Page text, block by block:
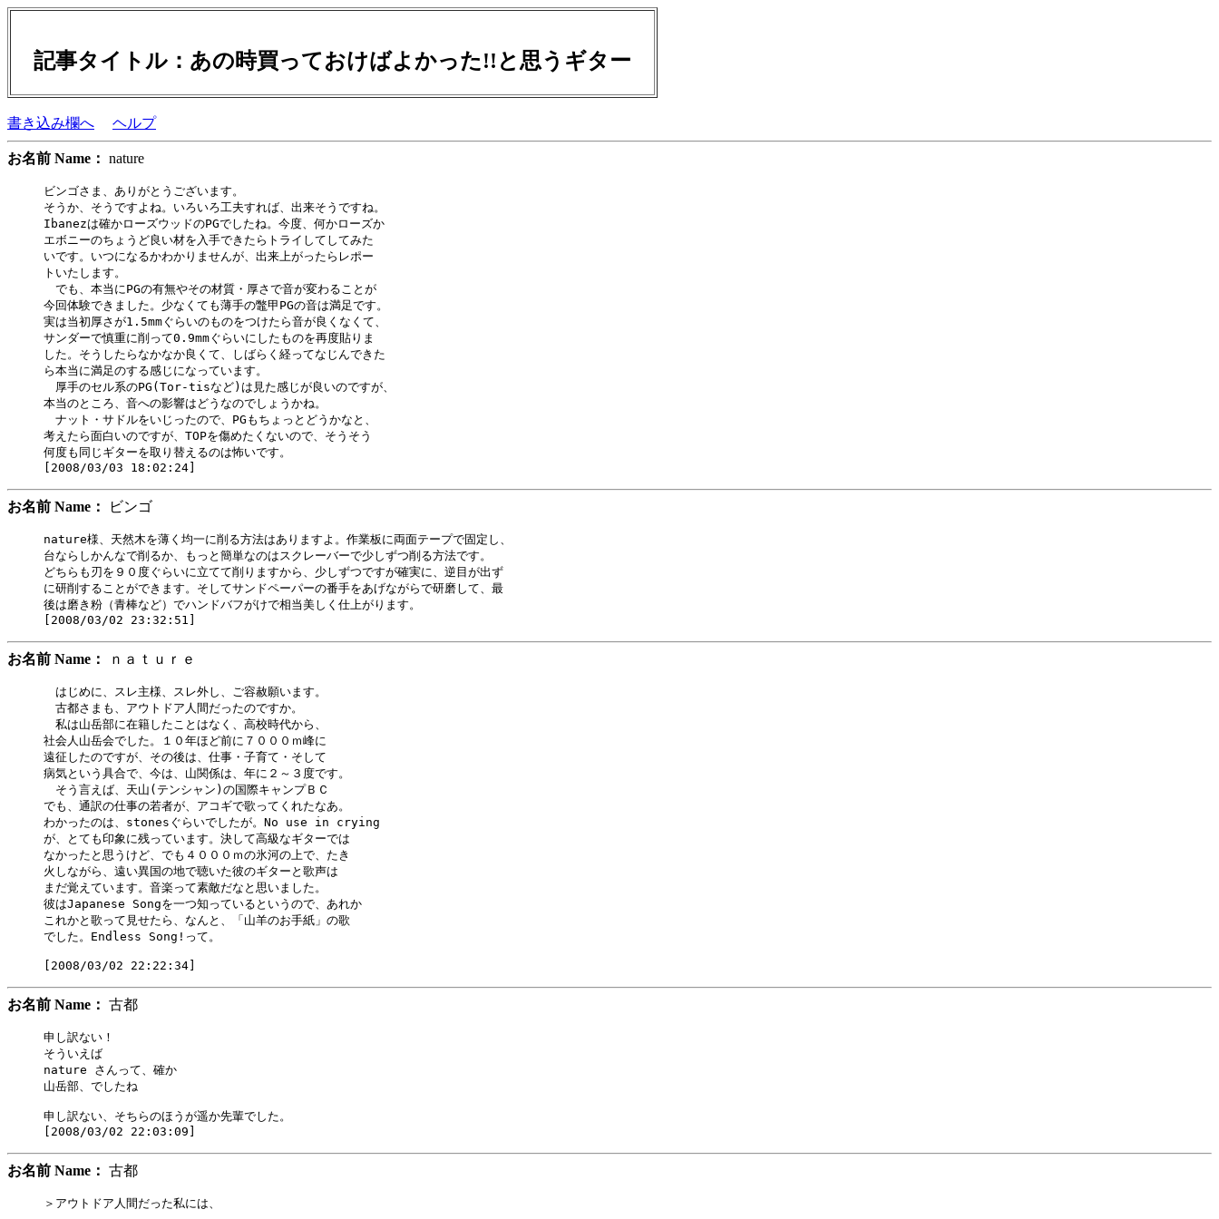
記事タイトル：あの時買っておけばよかった!!と思うギター
書き込み欄へ ヘルプ
お名前 Name： nature
ビンゴさま、ありがとうございます。
そうか、そうですよね。いろいろ工夫すれば、出来そうですね。
Ibanezは確かローズウッドのPGでしたね。今度、何かローズか
エボニーのちょうど良い材を入手できたらトライしてしてみた
いです。いつになるかわかりませんが、出来上がったらレポー
トいたします。
でも、本当にPGの有無やその材質・厚さで音が変わることが
今回体験できました。少なくても薄手の鼈甲PGの音は満足です。
実は当初厚さが1.5mmぐらいのものをつけたら音が良くなくて、
サンダーで慎重に削って0.9mmぐらいにしたものを再度貼りま
した。そうしたらなかなか良くて、しばらく経ってなじんできた
ら本当に満足のする感じになっています。
厚手のセル系のPG(Tor-tisなど)は見た感じが良いのですが、
本当のところ、音への影響はどうなのでしょうかね。
ナット・サドルをいじったので、PGもちょっとどうかなと、
考えたら面白いのですが、TOPを傷めたくないので、そうそう
何度も同じギターを取り替えるのは怖いです。
お名前 Name： ビンゴ
nature様、天然木を薄く均一に削る方法はありますよ。作業板に両面テープで固定し、
台ならしかんなで削るか、もっと簡単なのはスクレーバーで少しずつ削る方法です。
どちらも刃を９０度ぐらいに立てて削りますから、少しずつですが確実に、逆目が出ず
に研削することができます。そしてサンドペーパーの番手をあげながらで研磨して、最
後は磨き粉（青棒など）でハンドバフがけで相当美しく仕上がります。
お名前 Name： ｎａｔｕｒｅ
はじめに、スレ主様、スレ外し、ご容赦願います。
古都さまも、アウトドア人間だったのですか。
私は山岳部に在籍したことはなく、高校時代から、
社会人山岳会でした。１０年ほど前に７０００ｍ峰に
遠征したのですが、その後は、仕事・子育て・そして
病気という具合で、今は、山関係は、年に２～３度です。
そう言えば、天山(テンシャン)の国際キャンプＢＣ
でも、通訳の仕事の若者が、アコギで歌ってくれたなあ。
わかったのは、stonesぐらいでしたが。No use in crying
が、とても印象に残っています。決して高級なギターでは
なかったと思うけど、でも４０００ｍの氷河の上で、たき
火しながら、遠い異国の地で聴いた彼のギターと歌声は
まだ覚えています。音楽って素敵だなと思いました。
彼はJapanese Songを一つ知っているというので、あれか
これかと歌って見せたら、なんと、「山羊のお手紙」の歌
でした。Endless Song!って。
お名前 Name： 古都
申し訳ない！
そういえば
nature さんって、確か
山岳部、でしたね
申し訳ない、そちらのほうが遥か先輩でした。
お名前 Name： 古都
＞アウトドア人間だった私には、